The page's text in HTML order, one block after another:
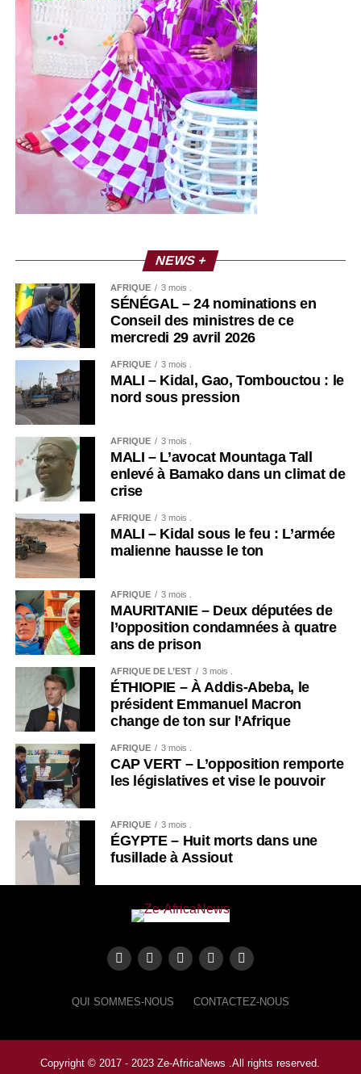
NEWS +
AFRIQUE 3 mois .
SÉNÉGAL – 24 nominations en
Conseil des ministres de ce
mercredi 29 avril 2026
AFRIQUE 3 mois .
MALI – Kidal, Gao, Tombouctou : le
nord sous pression
AFRIQUE 3 mois .
MALI – L’avocat Mountaga Tall
enlevé à Bamako dans un climat de
crise
AFRIQUE 3 mois .
MALI – Kidal sous le feu : L’armée
malienne hausse le ton
AFRIQUE 3 mois .
MAURITANIE – Deux députées de
l’opposition condamnées à quatre
ans de prison
AFRIQUE DE L’EST 3 mois .
ÉTHIOPIE – À Addis-Abeba, le
président Emmanuel Macron
change de ton sur l’Afrique
AFRIQUE 3 mois .
CAP VERT – L’opposition remporte
les législatives et vise le pouvoir
AFRIQUE 3 mois .
ÉGYPTE – Huit morts dans une
fusillade à Assiout
QUI SOMMES-NOUS CONTACTEZ-NOUS
Copyright © 2017 - 2023 Ze-AfricaNews .All rights reserved.